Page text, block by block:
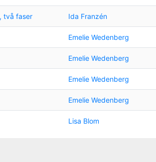
två faser Ida Franzén
Emelie Wedenberg
Emelie Wedenberg
Emelie Wedenberg
Emelie Wedenberg
Lisa Blom